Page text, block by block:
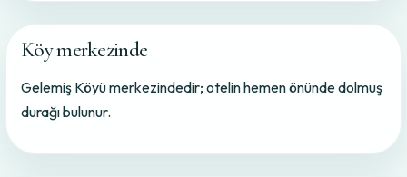
Köy merkezinde
Gelemiş Köyü merkezindedir; otelin hemen önünde dolmuş
durağı bulunur.